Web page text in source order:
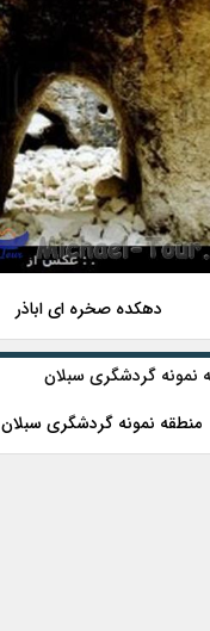
دهکده صخره ای اباذر
منطقه نمونه گردشگری سبلان